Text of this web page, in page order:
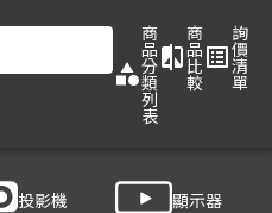
category
商
品
分
類
列
表
compare
商
品
比
較
list_alt
詢
價
清
單
投影機 顯示器